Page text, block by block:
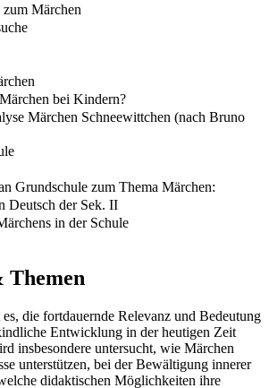
Märchen
bei Kindern?
Märchen Schneewittchen (nach Bruno
Grundschule zum Thema Märchen:
Deutsch der Sek. II
in der Schule
Themen
die fortdauernde Relevanz und Bedeutung
Entwicklung in der heutigen Zeit
insbesondere untersucht, wie Märchen
unterstützen, bei der Bewältigung innerer
didaktischen Möglichkeiten ihre